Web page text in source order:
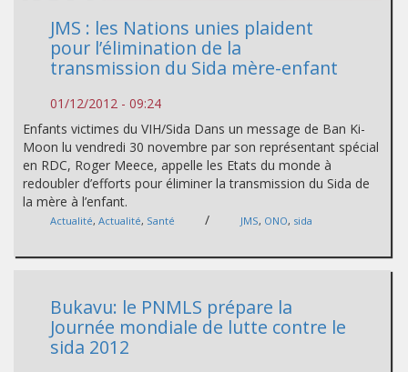
JMS : les Nations unies plaident
pour l’élimination de la
transmission du Sida mère-enfant
01/12/2012 - 09:24
Enfants victimes du VIH/Sida Dans un message de Ban Ki-
Moon lu vendredi 30 novembre par son représentant spécial
en RDC, Roger Meece, appelle les Etats du monde à
redoubler d’efforts pour éliminer la transmission du Sida de
la mère à l’enfant.
Actualité, Actualité, Santé / JMS, ONO, sida
Bukavu: le PNMLS prépare la
Journée mondiale de lutte contre le
sida 2012